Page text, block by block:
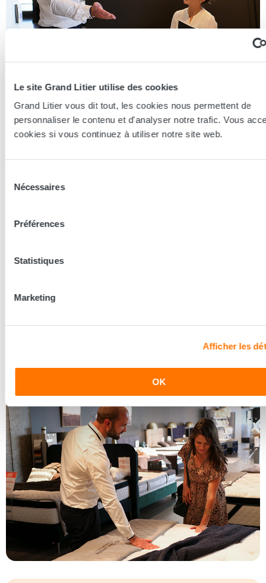
Le site Grand Litier utilise des cookies
Grand Litier vous dit tout, les cookies nous permettent de
personnaliser le contenu et d'analyser notre trafic. Vous
cookies si vous continuez à utiliser notre site web.
Nécessaires
Préférences
Statistiques
Marketing
Afficher les
OK
Essayer en magasin
Nos conseillers spécialistes du bien-être sont à votre disposition
technologie, le confort, et les modèles les plus adaptés à votre
Trouver le magasin le plus proche
Découvrir les coulisses